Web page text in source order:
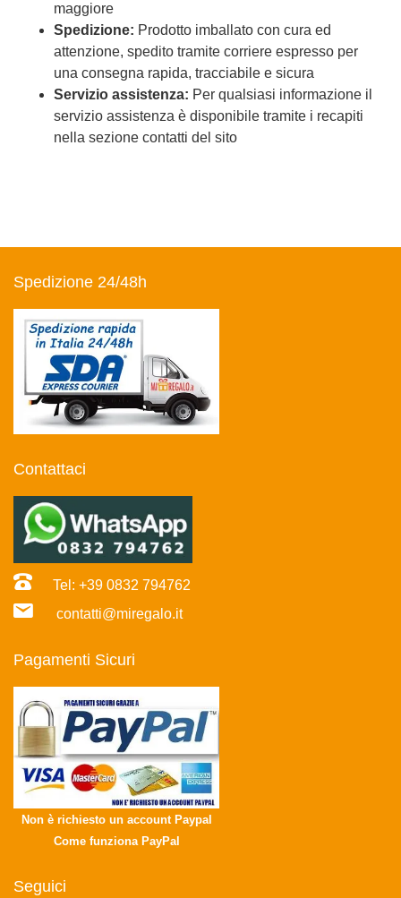
maggiore
Spedizione: Prodotto imballato con cura ed
attenzione, spedito tramite corriere espresso per
una consegna rapida, tracciabile e sicura
Servizio assistenza: Per qualsiasi informazione il
servizio assistenza è disponibile tramite i recapiti
nella sezione contatti del sito
Spedizione 24/48h
Contattaci
Tel: +39 0832 794762
contatti@miregalo.it
Pagamenti Sicuri
Non è richiesto un account Paypal
Come funziona PayPal
Seguici